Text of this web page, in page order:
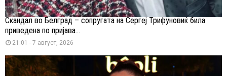
Скандал во Белград – сопругата на Сергеј Трифуновиќ била
приведена по пријава...
21:01 - 7 август, 2026